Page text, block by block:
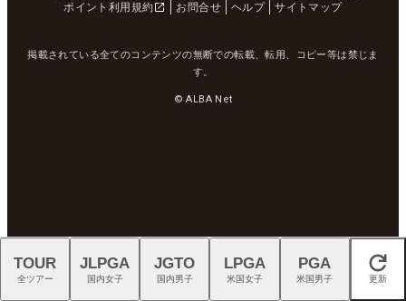
ポイント利用規約
お問合せ ヘルプ サイトマップ
掲載されている全てのコンテンツの無断での転載、転用、コピー等は禁じま
す。
© ALBA Net
閉じる
TOUR
全ツアー
JLPGA
国内女子
JGTO
国内男子
LPGA
米国女子
PGA
米国男子 更新